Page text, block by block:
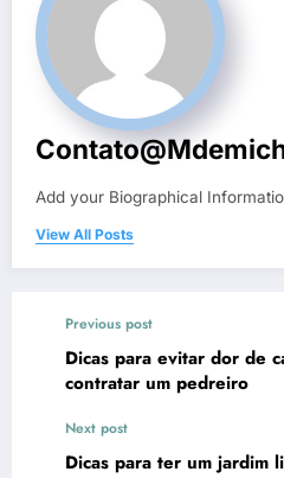
Add your Biographical
View All Posts
Previous post
Dicas para evitar dor de
contratar um pedreiro
Next post
Dicas para ter um jardim